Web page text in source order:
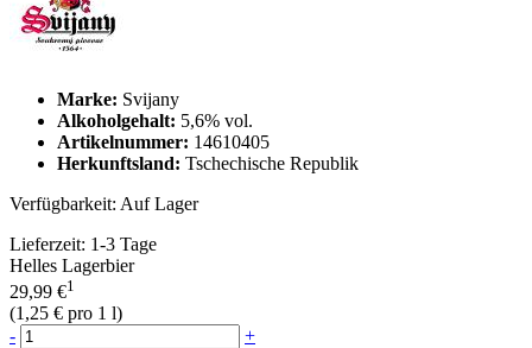
Marke: Svijany
Alkoholgehalt: 5,6% vol.
Artikelnummer: 14610405
Herkunftsland: Tschechische Republik
Verfügbarkeit: Auf Lager
Lieferzeit: 1-3 Tage
Helles Lagerbier
29,99 €1
(1,25 € pro 1 l)
-
+